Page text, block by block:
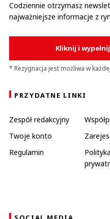
Codziennie otrzymasz
najważniejsze informacje z
Kliknij i
* Rezygnacja jest możliwa w
PRZYDATNE LINKI
Zespół redakcyjny
Twoje konto
Regulamin
Polityka